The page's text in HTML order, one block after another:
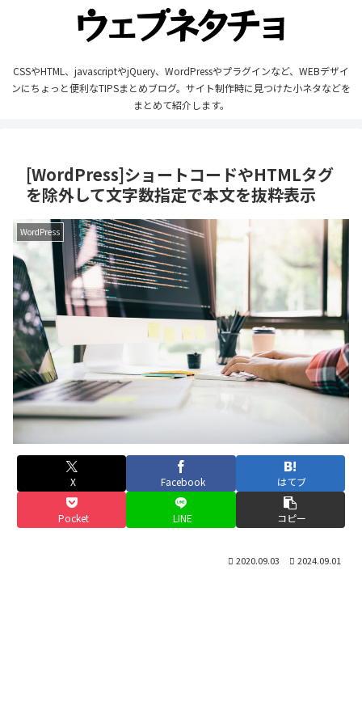
CSSやHTML、javascriptやjQuery、WordPressやプラグインなど、WEBデザイ
ンにちょっと便利なTIPSまとめブログ。サイト制作時に見つけた小ネタなどを
まとめて紹介します。
[WordPress]ショートコードやHTMLタグ
を除外して文字数指定で本文を抜粋表示
WordPress
X Facebook はてブ
Pocket LINE コピー
2020.09.03 2024.09.01